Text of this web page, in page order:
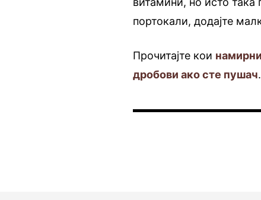
портокали, додајте
Прочитајте кои
дробови ако сте пушач.